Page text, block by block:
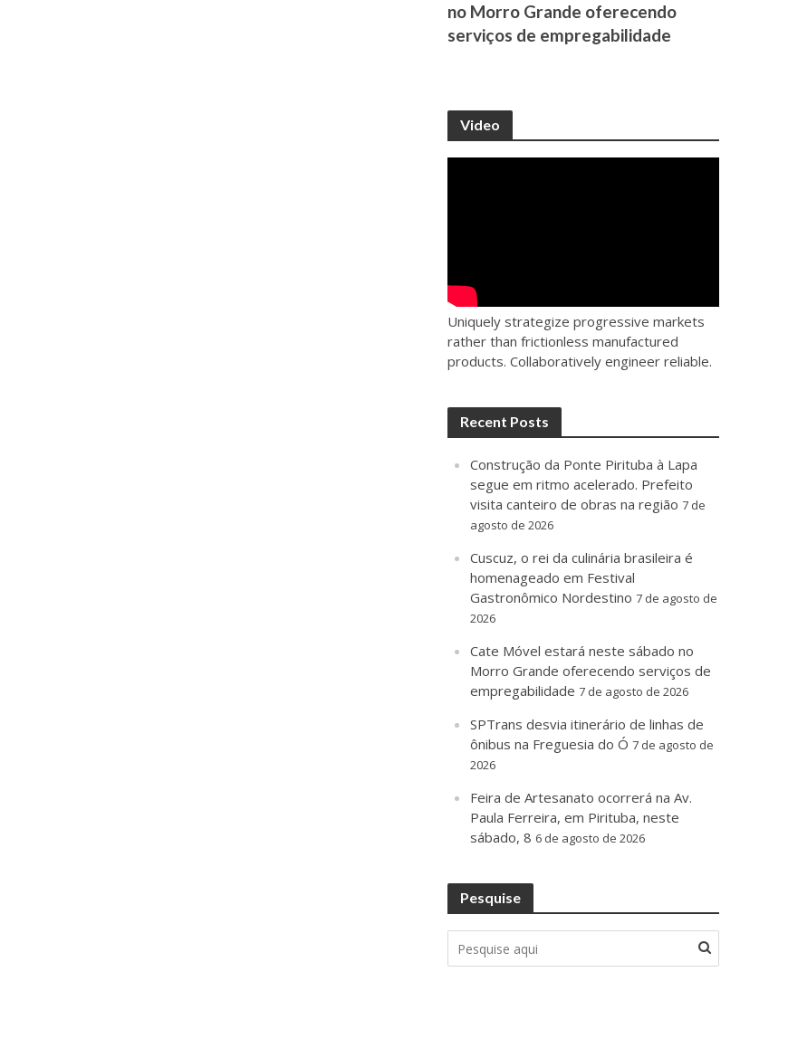
no Morro Grande oferecendo
serviços de empregabilidade
Video
Uniquely strategize progressive markets
rather than frictionless manufactured
products. Collaboratively engineer reliable.
Recent Posts
Construção da Ponte Pirituba à Lapa
segue em ritmo acelerado. Prefeito
visita canteiro de obras na região 7 de
agosto de 2026
Cuscuz, o rei da culinária brasileira é
homenageado em Festival
Gastronômico Nordestino 7 de agosto de
2026
Cate Móvel estará neste sábado no
Morro Grande oferecendo serviços de
empregabilidade 7 de agosto de 2026
SPTrans desvia itinerário de linhas de
ônibus na Freguesia do Ó 7 de agosto de
2026
Feira de Artesanato ocorrerá na Av.
Paula Ferreira, em Pirituba, neste
sábado, 8 6 de agosto de 2026
Pesquise